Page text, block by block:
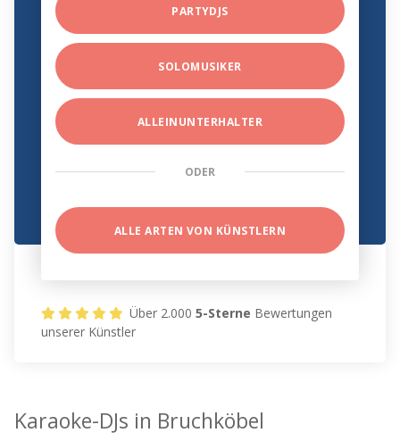
PARTYDJS
SOLOMUSIKER
ALLEINUNTERHALTER
ODER
ALLE ARTEN VON KÜNSTLERN
Über 2.0005-Sterne Bewertungen
unserer Künstler
Karaoke-DJs in Bruchköbel